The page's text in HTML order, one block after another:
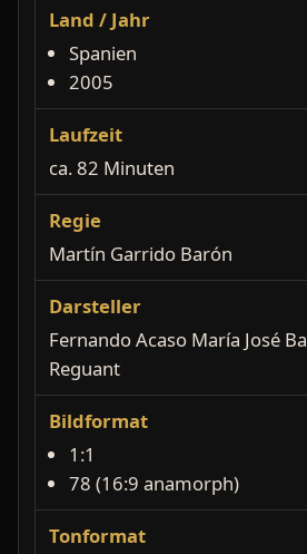
Land / Jahr
Spanien
2005
Laufzeit
ca. 82 Minuten
Regie
Martín Garrido Barón
Darsteller
Fernando Acaso María José
Reguant
Bildformat
1:1
78 (16:9 anamorph)
Tonformat